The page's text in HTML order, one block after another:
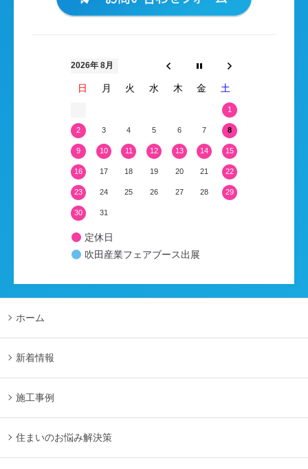
2026年 8月
日 月 火 水 木 金 土
1
2 3 4 5 6 7 8
9 10 11 12 13 14 15
16 17 18 19 20 21 22
23 24 25 26 27 28 29
30 31
定休日
吹田産業フェアブース出展
ホーム
新着情報
施工事例
住まいのお悩み解決策